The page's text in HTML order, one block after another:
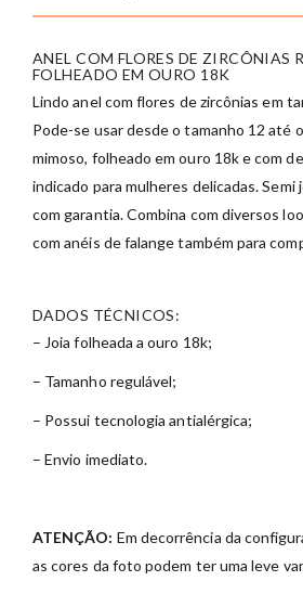
ANEL COM FLORES DE ZIRCÔNIAS
FOLHEADO EM OURO 18K
Lindo anel com flores de zircônias em
Pode-se usar desde o tamanho 12 até
mimoso, folheado em ouro 18k e com
indicado para mulheres delicadas. Semi
com garantia. Combina com diversos
com anéis de falange também para
DADOS TÉCNICOS:
– Joia folheada a ouro 18k;
– Tamanho regulável;
– Possui tecnologia antialérgica;
– Envio imediato.
ATENÇÃO: Em decorrência da
as cores da foto podem ter uma leve